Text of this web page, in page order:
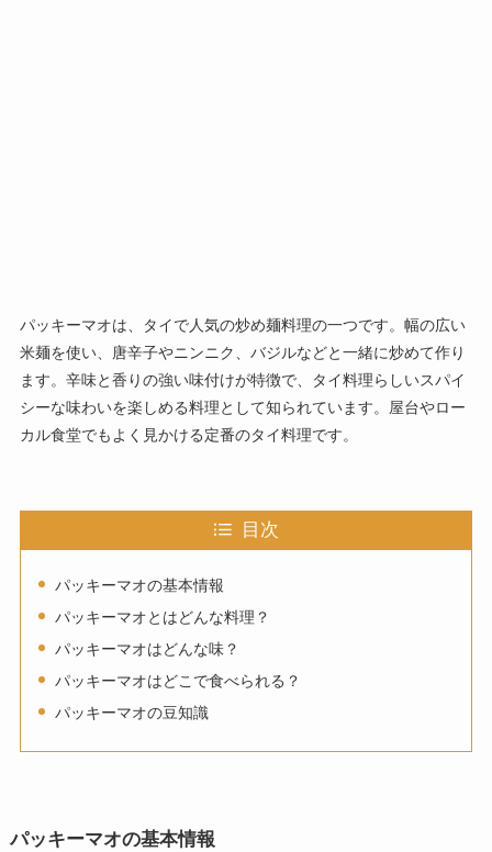
パッキーマオは、タイで人気の炒め麺料理の一つです。幅の広い
米麺を使い、唐辛子やニンニク、バジルなどと一緒に炒めて作り
ます。辛味と香りの強い味付けが特徴で、タイ料理らしいスパイ
シーな味わいを楽しめる料理として知られています。屋台やロー
カル食堂でもよく見かける定番のタイ料理です。
目次
パッキーマオの基本情報
パッキーマオとはどんな料理？
パッキーマオはどんな味？
パッキーマオはどこで食べられる？
パッキーマオの豆知識
パッキーマオの基本情報